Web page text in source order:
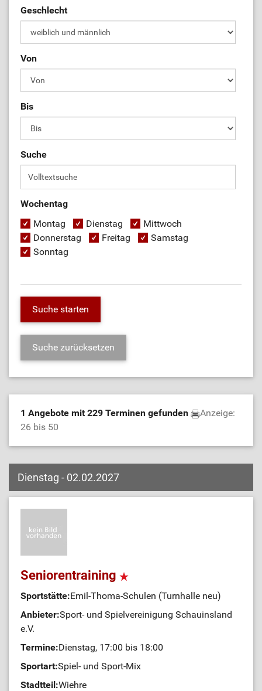
Geschlecht
Von
Bis
Suche
Wochentag
Montag
Dienstag
Mittwoch
Donnerstag
Freitag
Samstag
Sonntag
1 Angebote mit 229 Terminen gefunden
Anzeige:
26 bis 50
Dienstag - 02.02.2027
Seniorentraining
Sportstätte:Emil-Thoma-Schulen (Turnhalle neu)
Anbieter:Sport- und Spielvereinigung Schauinsland
e.V.
Termine:Dienstag, 17:00 bis 18:00
Sportart:Spiel- und Sport-Mix
Stadtteil:Wiehre